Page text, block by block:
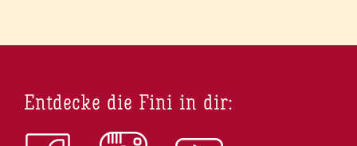
Entdecke die Fini in dir: